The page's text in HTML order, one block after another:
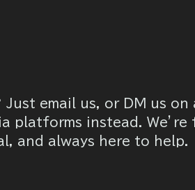
Just email us, or DM us on
platforms instead. We’re
and always here to help.